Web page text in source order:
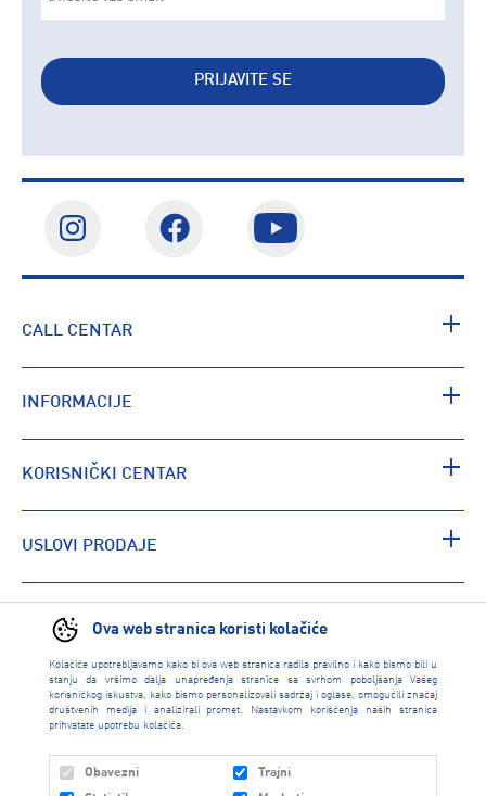
Ova web stranica koristi kolačiće
Kolačiće upotrebljavamo kako bi ova web stranica radila pravilno i kako bismo bili u
stanju da vršimo dalja unapređenja stranice sa svrhom poboljšanja Vašeg
korisničkog iskustva, kako bismo personalizovali sadržaj i oglase, omogućili značaj
društvenih medija i analizirali promet. Nastavkom korišćenja naših stranica
prihvatate upotrebu kolačića.
Obavezni
Trajni
PRIJAVITE SE
CALL CENTAR
INFORMACIJE
KORISNIČKI CENTAR
USLOVI PRODAJE
PRONAĐI RADNJU